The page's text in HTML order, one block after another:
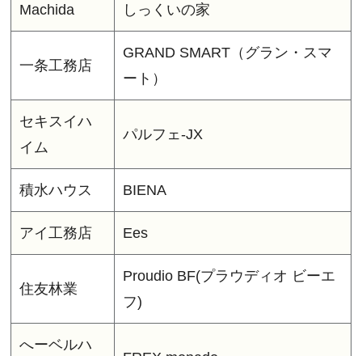
Machida しっくいの家
一条工務店
GRAND SMART（グラン・スマ
ート）
セキスイハ
イム
パルフェ-JX
積水ハウス BIENA
アイ工務店 Ees
住友林業
Proudio BF(プラウディオ ビーエ
フ)
へーベルハ